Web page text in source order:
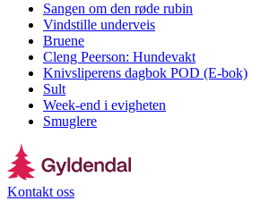
Sangen om den røde rubin
Vindstille underveis
Bruene
Cleng Peerson: Hundevakt
Knivsliperens dagbok POD (E-bok)
Sult
Week-end i evigheten
Smuglere
Kontakt oss